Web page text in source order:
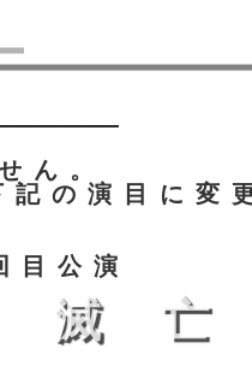
ん。
の演目に変
公演
滅